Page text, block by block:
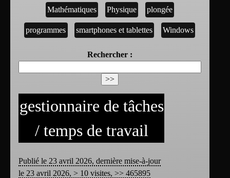
Mathématiques Physique plongée
programmes smartphones et tablettes Windows
Rechercher :
gestionnaire de tâches
/ temps de travail
Publié le 23 avril 2026, dernière mise-à-jour
le 23 avril 2026, > 10 visites, >> 465895